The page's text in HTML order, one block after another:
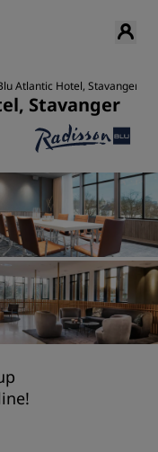
Atlantic Hotel, Stavanger
Stavanger